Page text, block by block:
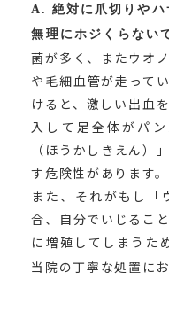
A. 絶対に爪切りや
無理にホジくらない
菌が多く、またウオ
や毛細血管が走って
けると、激しい出血
入して足全体がパ
（ほうかしきえん）
す危険性があります。
また、それがもし「
合、自分でいじるこ
に増殖してしまうた
当院の丁寧な処置に